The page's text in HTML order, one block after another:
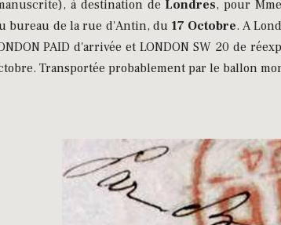
à destination de Londres, pour
bureau de la rue d'Antin, du 17 Octobre. A
PAID d'arrivée et LONDON SW 20 de
Transportée probablement par le ballon